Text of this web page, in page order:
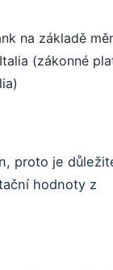
na základě
(zákonné
proto je
hodnoty z